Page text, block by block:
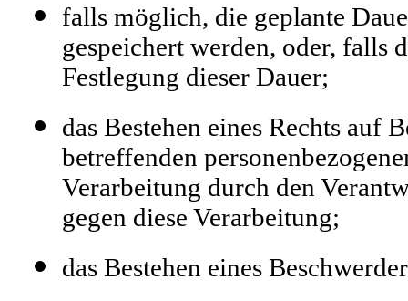
falls möglich, die geplante
gespeichert werden, oder,
Festlegung dieser Dauer;
das Bestehen eines Rechts auf
betreffenden
Verarbeitung durch den
gegen diese Verarbeitung;
das Bestehen eines